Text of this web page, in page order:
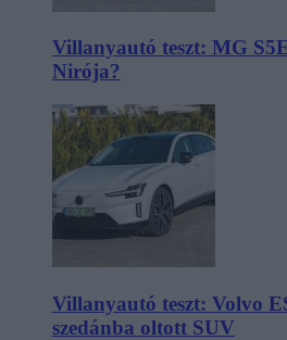
Villanyautó teszt: MG
Nirója?
Villanyautó teszt: Volvo
szedánba oltott SUV